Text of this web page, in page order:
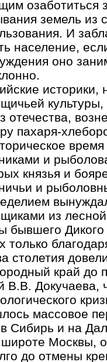
озаботиться
земель из
И
население,
оно
историки,
отечества,
пахаря-
и
князья и
и
из
бывшего
только
столетия
край до
В.В. Докучаева,
массовое
в Сибирь и на
Москвы,
до отмены